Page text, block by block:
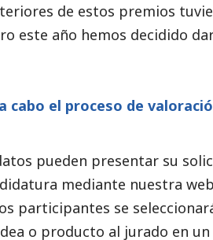
de estos premios
este año hemos decidido
cabo el proceso de
pueden presentar su
mediante nuestra
participantes se
o producto al jurado en un